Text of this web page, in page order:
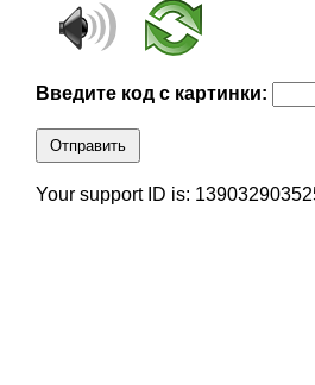
Введите код с картинки:
Отправить
Your support ID is: